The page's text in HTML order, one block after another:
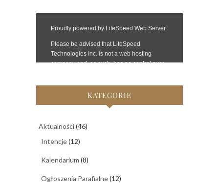
KATEGORIE
Aktualności(46)
Intencje(12)
Kalendarium (8)
Ogłoszenia Parafialne(12)